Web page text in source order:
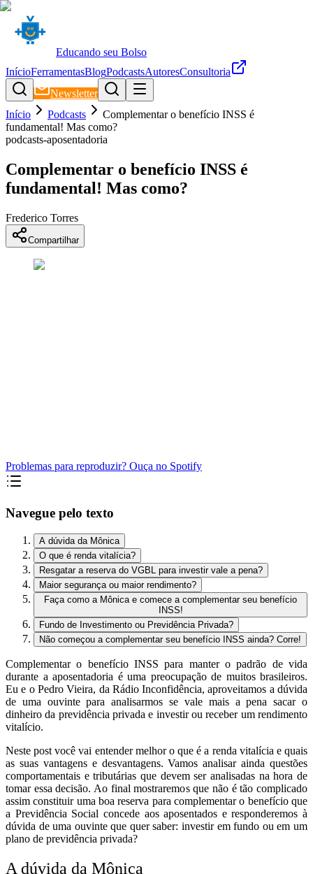
Educando seu Bolso
InícioFerramentasBlogPodcastsAutoresConsultoria
Newsletter
Início
Podcasts
Complementar o benefício INSS é
fundamental! Mas como?
podcasts-aposentadoria
Complementar o benefício INSS é
fundamental! Mas como?
Frederico Torres
Compartilhar
Problemas para reproduzir? Ouça no Spotify
Navegue pelo texto
A dúvida da Mônica
O que é renda vitalícia?
Resgatar a reserva do VGBL para investir vale a pena?
Maior segurança ou maior rendimento?
Faça como a Mônica e comece a complementar seu benefício
INSS!
Fundo de Investimento ou Previdência Privada?
Não começou a complementar seu benefício INSS ainda? Corre!
Complementar o benefício INSS para manter o padrão de vida
durante a aposentadoria é uma preocupação de muitos brasileiros.
Eu e o Pedro Vieira, da Rádio Inconfidência, aproveitamos a dúvida
de uma ouvinte para analisarmos se vale mais a pena sacar o
dinheiro da previdência privada e investir ou receber um rendimento
vitalício.
Neste post você vai entender melhor o que é a renda vitalícia e quais
as suas vantagens e desvantagens. Vamos analisar ainda questões
comportamentais e tributárias que devem ser analisadas na hora de
tomar essa decisão. Ao final mostraremos que não é tão complicado
assim constituir uma boa reserva para complementar o benefício que
a Previdência Social concede aos aposentados e responderemos à
dúvida de uma ouvinte que quer saber: investir em fundo ou em um
plano de previdência privada?
A dúvida da Mônica